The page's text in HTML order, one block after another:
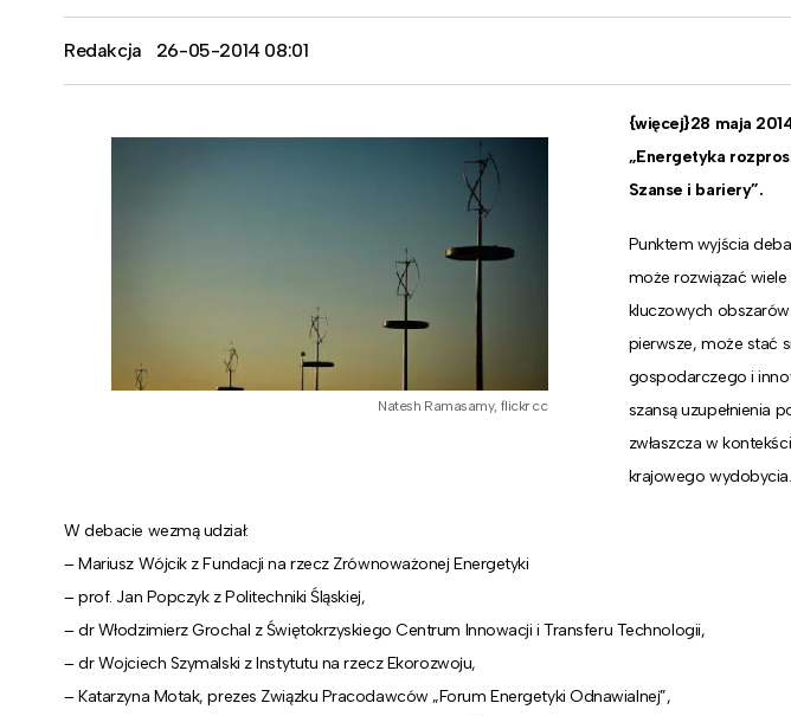
Redakcja 26-05-2014 08:01
Natesh Ramasamy, flickr cc
{więcej}28 maja
„Energetyka
Szanse i bariery”.
Punktem wyjścia
może rozwiązać
kluczowych
pierwsze, może stać
gospodarczego i
szansą uzupełnienia
zwłaszcza w
krajowego wydobycia.
W debacie wezmą udział:
– Mariusz Wójcik z Fundacji na rzecz Zrównoważonej Energetyki
– prof. Jan Popczyk z Politechniki Śląskiej,
– dr Włodzimierz Grochal z Świętokrzyskiego Centrum Innowacji i Transferu Technologii,
– dr Wojciech Szymalski z Instytutu na rzecz Ekorozwoju,
– Katarzyna Motak, prezes Związku Pracodawców „Forum Energetyki Odnawialnej”,